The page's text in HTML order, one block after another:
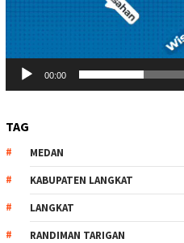
00:00
TAG
MEDAN
KABUPATEN LANGKAT
LANGKAT
RANDIMAN TARIGAN